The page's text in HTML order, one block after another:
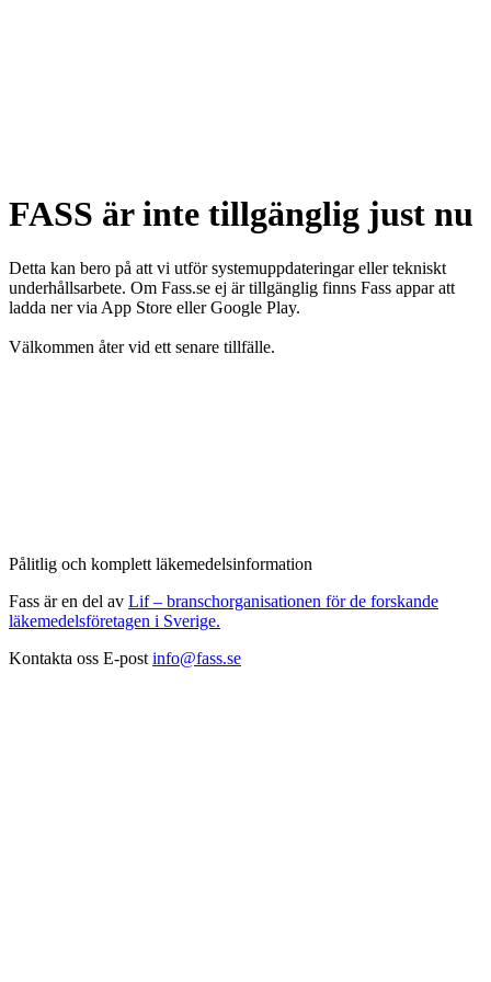
FASS är inte tillgänglig just nu
Detta kan bero på att vi utför systemuppdateringar eller tekniskt
underhållsarbete. Om Fass.se ej är tillgänglig finns Fass appar att
ladda ner via App Store eller Google Play.
Välkommen åter vid ett senare tillfälle.
Pålitlig och komplett läkemedelsinformation
Fass är en del av Lif – branschorganisationen för de forskande
läkemedelsföretagen i Sverige.
Kontakta oss E-post info@fass.se